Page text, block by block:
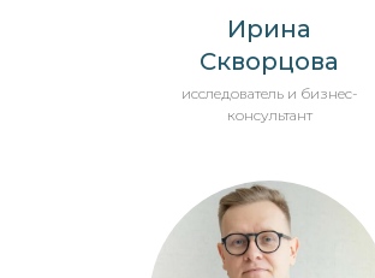
Ирина
Скворцова
исследователь и бизнес-
консультант